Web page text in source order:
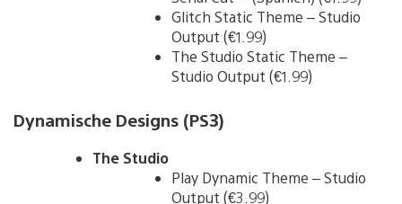
Glitch Static Theme – Studio
Output (€1.99)
The Studio Static Theme –
Studio Output (€1.99)
Dynamische Designs (PS3)
The Studio
Play Dynamic Theme – Studio
Output (€3.99)